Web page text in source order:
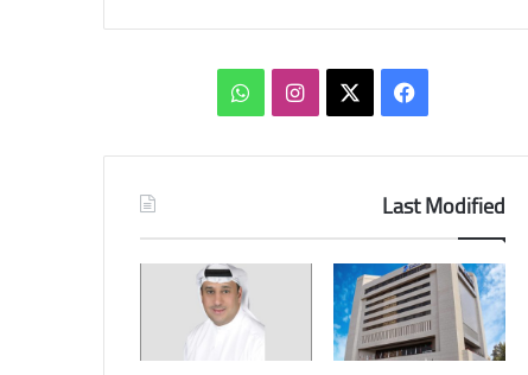
فيسبوك انستقرامواتساب
Last Modified